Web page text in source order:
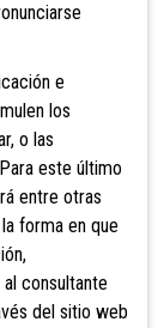
e
los
o las
este último
entre otras
forma en que
consultante
del sitio web